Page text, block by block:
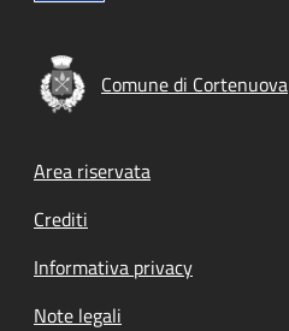
Comune di Cortenuova
Footer menu
Area riservata
Crediti
Informativa privacy
Note legali